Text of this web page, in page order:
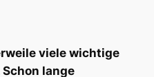
viele wichtige
lange